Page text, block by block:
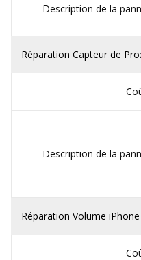
Description de la
Réparation Capteur de
Description de la
Réparation Volume